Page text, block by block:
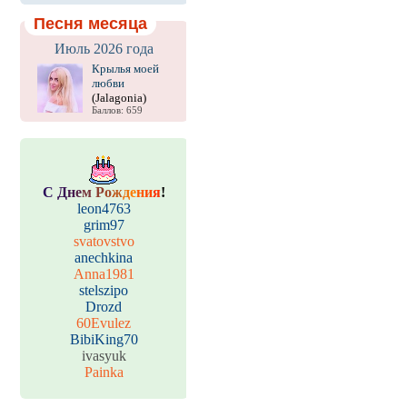
Песня месяца
Июль 2026 года
Крылья моей
любви
(Jalagonia)
Баллов: 659
С Днем Рождения!
leon4763
grim97
svatovstvo
anechkina
Anna1981
stelszipo
Drozd
60Evulez
BibiKing70
ivasyuk
Painka